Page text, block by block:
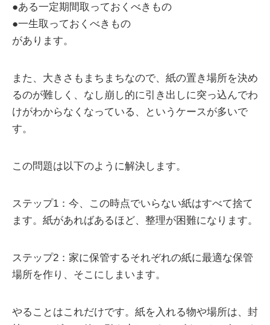
●ある一定期間取っておくべきもの
●一生取っておくべきもの
があります。
また、大きさもまちまちなので、紙の置き場所を決め
るのが難しく、なし崩し的に引き出しに突っ込んでわ
けがわからなくなっている、というケースが多いで
す。
この問題は以下のように解決します。
ステップ1：今、この時点でいらない紙はすべて捨て
ます。紙があればあるほど、整理が困難になります。
ステップ2：家に保管するそれぞれの紙に最適な保管
場所を作り、そこにしまいます。
やることはこれだけです。紙を入れる物や場所は、封